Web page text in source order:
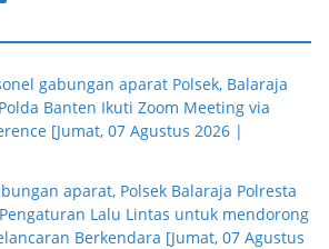
gabungan aparat Polsek, Balaraja
Banten Ikuti Zoom Meeting via
[Jumat, 07 Agustus 2026 |
aparat, Polsek Balaraja Polresta
Lalu Lintas untuk mendorong
Berkendara [Jumat, 07 Agustus